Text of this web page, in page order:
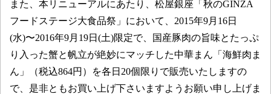
また、本リニューアルにあたり、松屋銀座「秋のGINZA
フードステージ大食品祭」において、2015年9月16日
(水)〜2016年9月19日(土)限定で、国産豚肉の旨味とたっぷ
り入った蟹と帆立が絶妙にマッチした中華まん「海鮮肉ま
ん」（税込864円）を各日20個限りで販売いたしますの
で、是非ともお買い上げ下さいますようお願い申し上げま